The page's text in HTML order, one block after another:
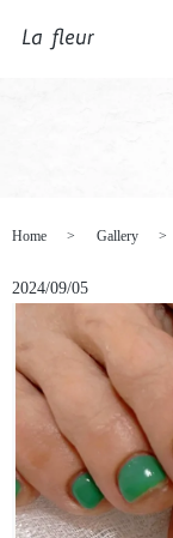
Home Gallery
2024/09/05